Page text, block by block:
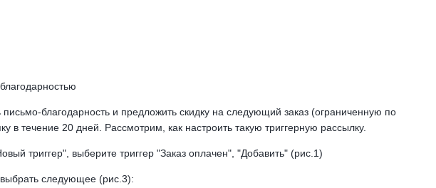
благодарность и предложить скидку на следующий заказ (ограниченную по
течение 20 дней. Рассмотрим, как настроить такую триггерную рассылку.
триггер", выберите триггер "Заказ оплачен", "Добавить" (рис.1)
следующее (рис.3):